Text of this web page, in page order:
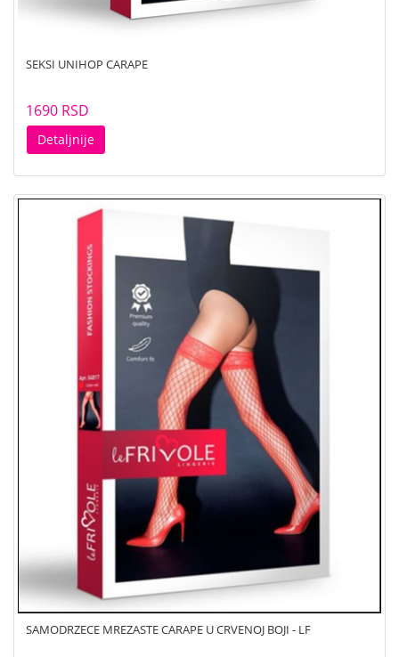
SEKSI UNIHOP CARAPE
1690 RSD
Detaljnije
SAMODRZECE MREZASTE CARAPE U CRVENOJ BOJI - LF